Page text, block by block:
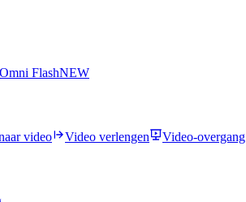
Omni FlashNEW
video Video verlengen Video-overgang